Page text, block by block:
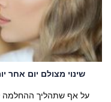
שינוי מצולם יום אחר
על אף שתהליך ההחלמה